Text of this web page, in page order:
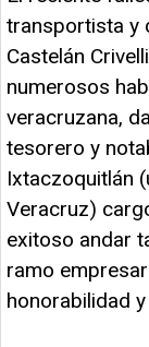
transportista y
Castelán
numerosos
veracruzana,
tesorero y
Ixtaczoquitlán
Veracruz)
exitoso andar
ramo
honorabilidad